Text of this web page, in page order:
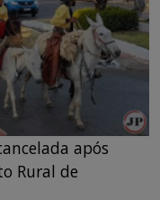
após
Rural de